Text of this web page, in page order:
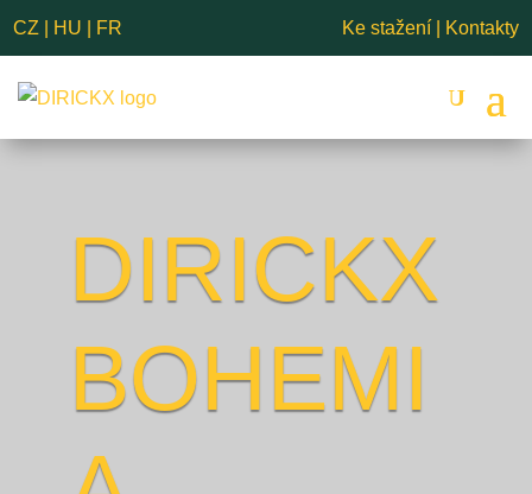
CZ HU FR Ke stažení Kontakty
DIRICKX
BOHEMI